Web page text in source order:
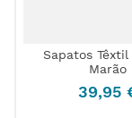
Sapatos
Marão
39,95